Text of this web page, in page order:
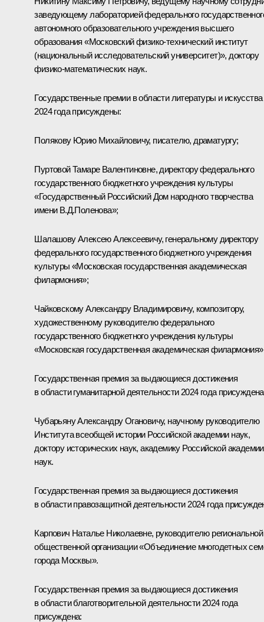
заведующему лабораторией федерального
автономного образовательного учреждения высшего
образования «Московский физико-технический институт
(национальный исследовательский университет)», доктору
физико-математических наук.
Государственные премии в области литературы и искусства
2024 года присуждены:
Полякову Юрию Михайловичу, писателю, драматургу;
Пуртовой Тамаре Валентиновне, директору федерального
государственного бюджетного учреждения культуры
«Государственный Российский Дом народного творчества
имени В.Д.Поленова»;
Шалашову Алексею Алексеевичу, генеральному директору
федерального государственного бюджетного учреждения
культуры «Московская государственная академическая
филармония»;
Чайковскому Александру Владимировичу, композитору,
художественному руководителю федерального
государственного бюджетного учреждения культуры
«Московская государственная академическая
Государственная премия за выдающиеся достижения
в области гуманитарной деятельности 2024 года
Чубарьяну Александру Огановичу, научному руководителю
Института всеобщей истории Российской академии наук,
доктору исторических наук, академику Российской академии
наук.
Государственная премия за выдающиеся достижения
в области правозащитной деятельности 2024 года
Карпович Наталье Николаевне, руководителю региональной
общественной организации «Объединение многодетных
города Москвы».
Государственная премия за выдающиеся достижения
в области благотворительной деятельности 2024 года
присуждена: